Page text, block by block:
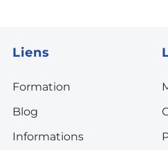
Liens
Formation
Blog
Informations